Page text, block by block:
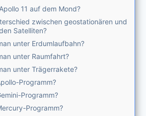
11 auf dem Mond?
zwischen geostationären und
Satelliten?
unter Erdumlaufbahn?
unter Raumfahrt?
unter Trägerrakete?
Programm?
Programm?
Programm?